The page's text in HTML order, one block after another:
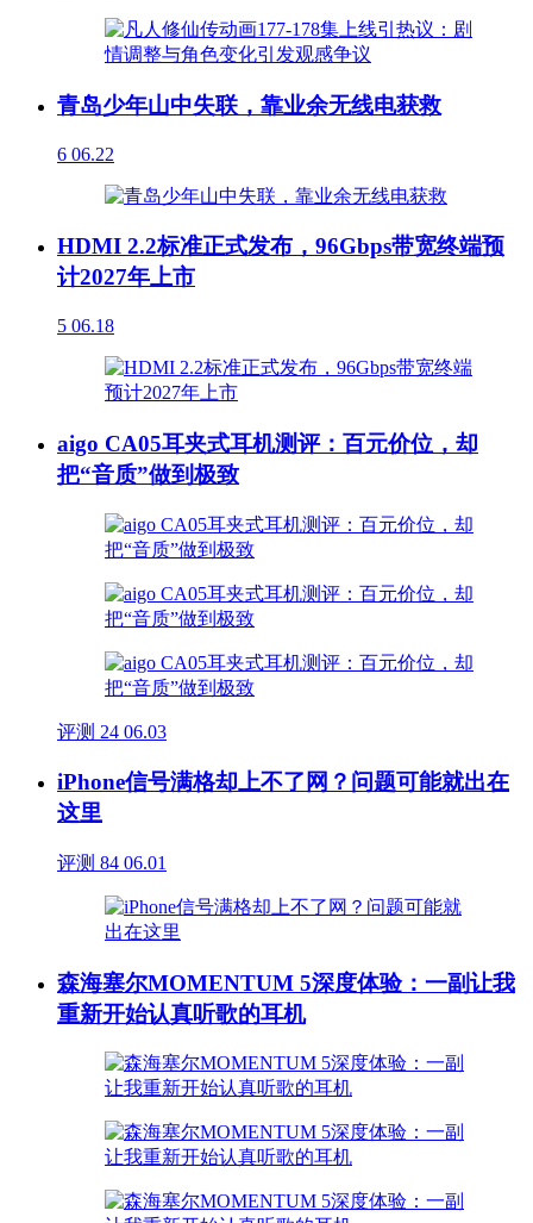
青岛少年山中失联，靠业余无线电获救
6 06.22
HDMI 2.2标准正式发布，96Gbps带宽终端预
计2027年上市
5 06.18
aigo CA05耳夹式耳机测评：百元价位，却
把“音质”做到极致
评测 24 06.03
iPhone信号满格却上不了网？问题可能就出在
这里
评测 84 06.01
森海塞尔MOMENTUM 5深度体验：一副让我
重新开始认真听歌的耳机